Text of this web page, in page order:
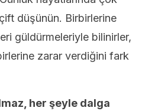
düşünün. Birbirlerine
güldürmeleriyle bilinirler,
zarar verdiğini fark
her şeyle dalga